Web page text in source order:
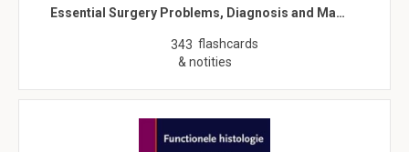
Essential Surgery Problems, Diagnosis and Ma…
343 flashcards
& notities